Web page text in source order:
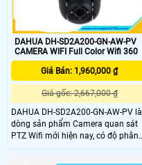
DAHUA DH-SD2A200-GN-AW-PV
CAMERA WIFI Full Color Wifi 360
Giá Bán: 1,960,000 ₫
Giá gốc: 2,667,000 ₫
DAHUA DH-SD2A200-GN-AW-PV là
dòng sản phẩm Camera quan sát
PTZ Wifi mới hiện nay, có độ phân
giải cao 2.0megapixel, với công